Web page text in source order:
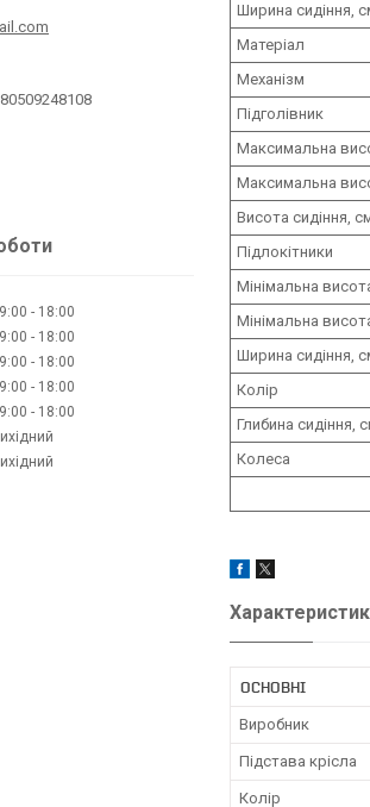
Ширина сидіння,
Матеріал
Механізм
Підголівник
Максимальна
Максимальна
Висота сидіння,
Підлокітники
Мінімальна
Мінімальна
Ширина сидіння,
Колір
Глибина сидіння,
Колеса
ОСНОВНІ
Виробник
Підстава крісла
Колір
18:00
18:00
18:00
18:00
18:00